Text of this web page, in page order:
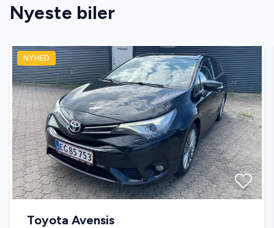
Automatgear
Automatisk nødbremse
Bakkamera
DAB radio
Digitalt cockpit
Dual zone klimaanlæg
Nyeste biler
NYHED
Toyota Avensis